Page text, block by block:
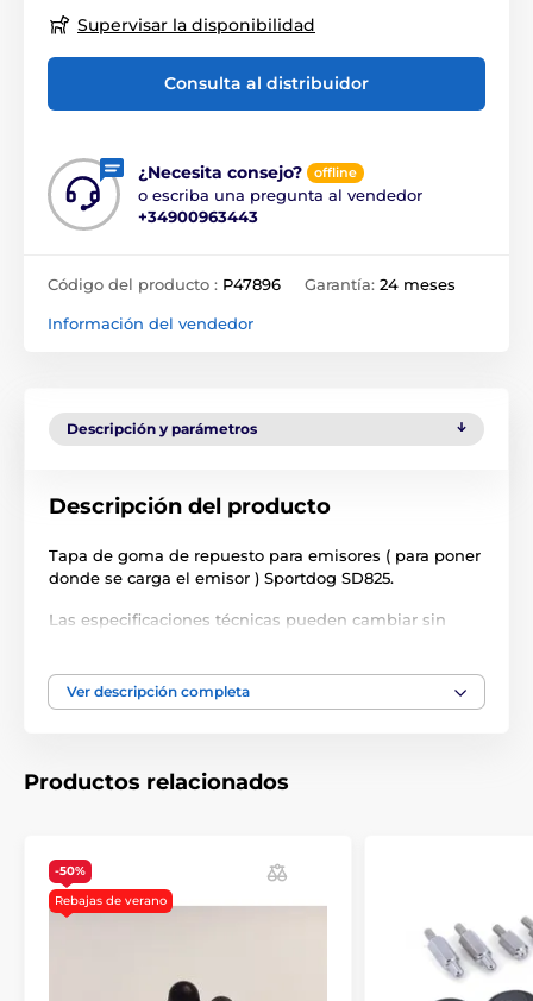
Supervisar la disponibilidad
Consulta al distribuidor
¿Necesita consejo? offline
o escriba una pregunta al vendedor
+34900963443
Código del producto : P47896 Garantía: 24 meses
Información del vendedor
Descripción y parámetros
Descripción del producto
Tapa de goma de repuesto para emisores ( para poner
donde se carga el emisor ) Sportdog SD825.
Las especificaciones técnicas pueden cambiar sin
Accesorios Collares de adiestramiento
Ver descripción completa
Productos relacionados
-50%
Rebajas de verano